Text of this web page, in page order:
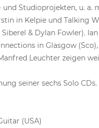
Studioprojekten, u. a.
in Kelpie und Talking
& Dylan Fowler).
in Glasgow
Leuchter zeigen
seiner sechs Solo CDs.
(USA)